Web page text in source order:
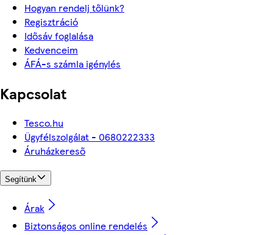
Hogyan rendelj tőlünk?
Regisztráció
Idősáv foglalása
Kedvenceim
ÁFÁ-s számla igénylés
Kapcsolat
Tesco.hu
Ügyfélszolgálat - 0680222333
Áruházkereső
Segítünk
Árak
Biztonságos online rendelés